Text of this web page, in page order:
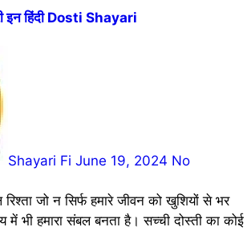
इन हिंदी Dosti Shayari
Shayari Fi June 19, 2024 No
भी हमारा संबल बनता है। सच्ची दोस्ती का कोई